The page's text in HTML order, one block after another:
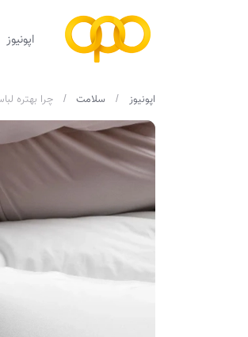
اپونیوز
اپونیوز سلامت چرا بهتره